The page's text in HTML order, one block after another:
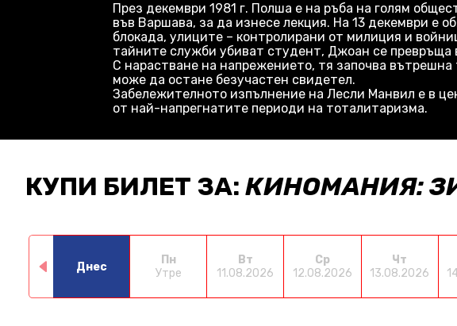
През декември 1981 г. Полша е на ръба на голям
във Варшава, за да изнесе лекция. На 13 декември е
блокада, улиците – контролирани от милиция и
тайните служби убиват студент, Джоан се превръща
С нарастване на напрежението, тя започва
може да остане безучастен свидетел.
Забележителното изпълнение на Лесли Манвил е в
от най-напрегнатите периоди на тоталитаризма.
КУПИ БИЛЕТ ЗА: КИНОМАНИЯ:
Днес
Пн
Утре
Вт
11.08.2026
Ср
12.08.2026
Чт
13.08.2026